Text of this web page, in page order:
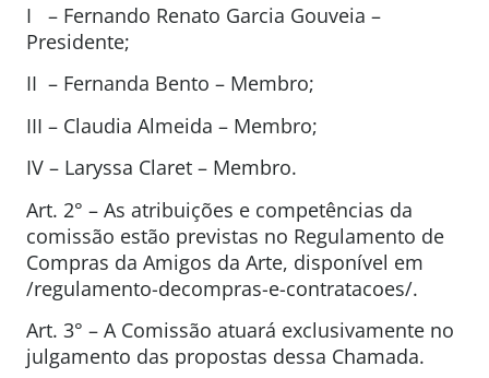
I – Fernando Renato Garcia Gouveia –
Presidente;
II – Fernanda Bento – Membro;
III – Claudia Almeida – Membro;
IV – Laryssa Claret – Membro.
Art. 2° – As atribuições e competências da
comissão estão previstas no Regulamento de
Compras da Amigos da Arte, disponível em
/regulamento-decompras-e-contratacoes/.
Art. 3° – A Comissão atuará exclusivamente no
julgamento das propostas dessa Chamada.